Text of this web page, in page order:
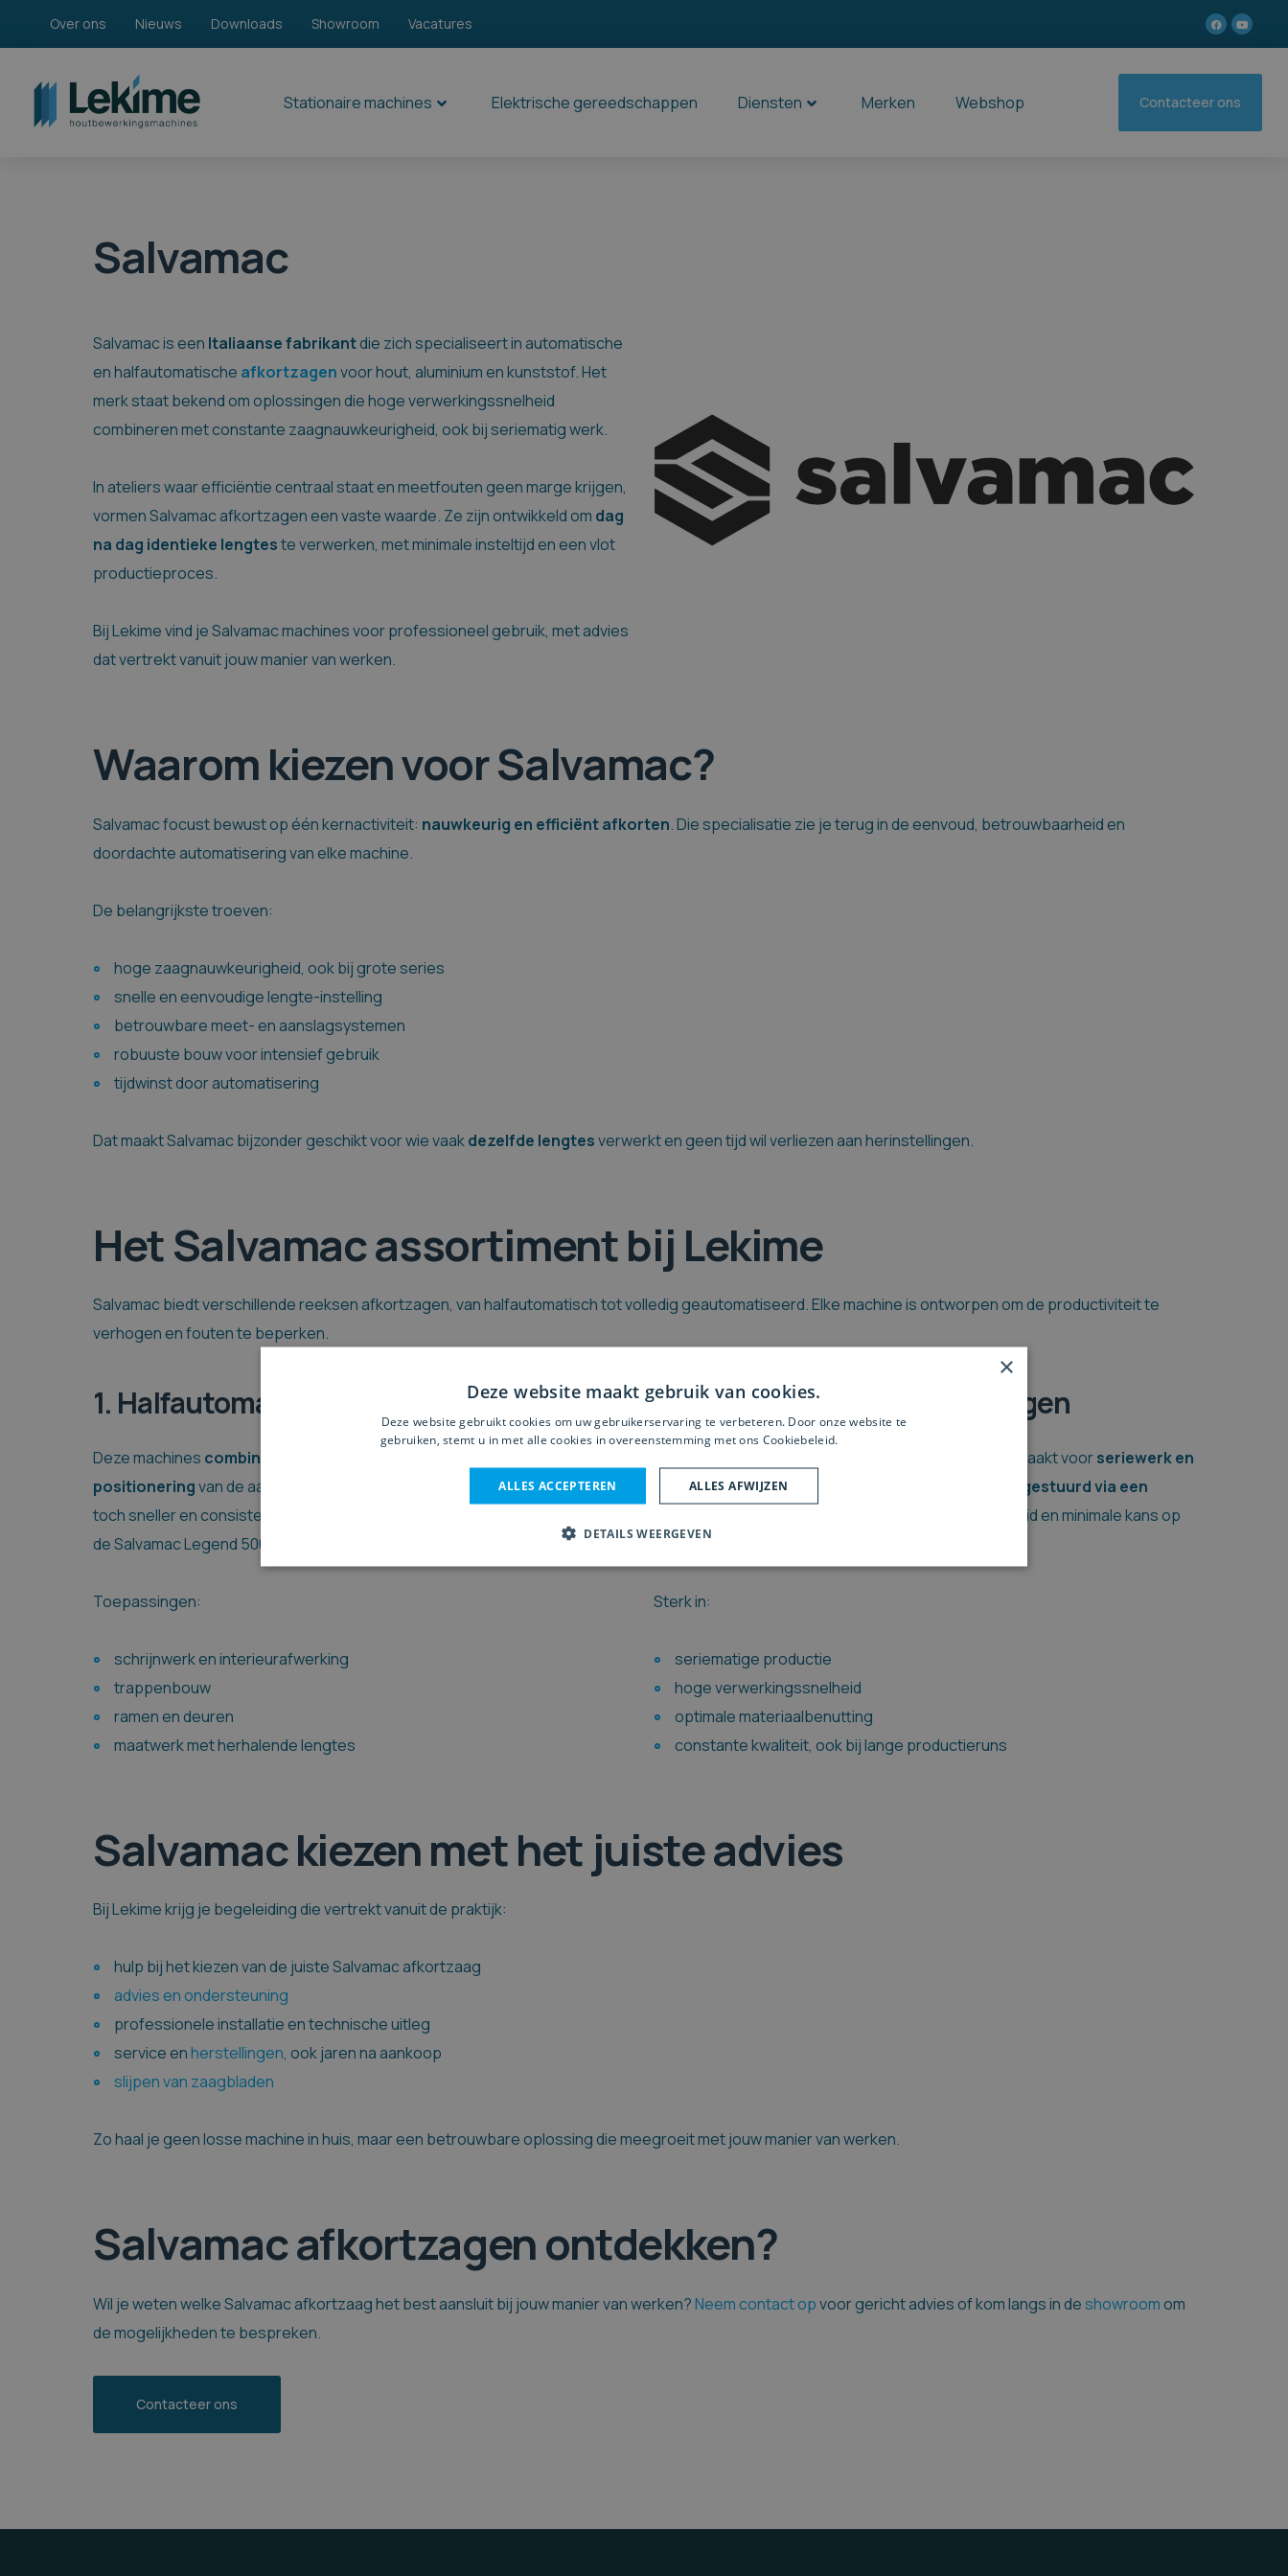
Over ons Nieuws Downloads Showroom Vacatures
Stationaire machines Elektrische gereedschappen Diensten Merken Webshop Contacteer ons
Salvamac
Salvamac is een Italiaansefabrikantdie zich specialiseert in automatische
en halfautomatische afkortzagenvoor hout, aluminium en kunststof. Het
merk staat bekend om oplossingen die hoge verwerkingssnelheid
combineren met constante zaagnauwkeurigheid, ook bij seriematig werk.
In ateliers waar efficiëntie centraal staat en meetfouten geen marge krijgen,
vormen Salvamac afkortzagen een vaste waarde. Ze zijn ontwikkeld om dag
na dag identieke lengteste verwerken, met minimale insteltijd en een vlot
productieproces.
Bij Lekime vind je Salvamac machines voor professioneel gebruik, met advies
dat vertrekt vanuit jouw manier van werken.
Waarom kiezen voor Salvamac?
Salvamac focust bewust op één kernactiviteit: nauwkeurig en efficiënt afkorten. Die specialisatie zie je terug in de eenvoud, betrouwbaarheid en
doordachte automatisering van elke machine.
De belangrijkste troeven:
hoge zaagnauwkeurigheid, ook bij grote series
snelle en eenvoudige lengte-instelling
betrouwbare meet- en aanslagsystemen
robuuste bouw voor intensief gebruik
tijdwinst door automatisering
Dat maakt Salvamac bijzonder geschikt voor wie vaakdezelfde lengtesverwerkt en geen tijd wil verliezen aan herinstellingen.
Het Salvamac assortiment bij Lekime
Salvamac biedt verschillende reeksen afkortzagen, van halfautomatisch tot volledig geautomatiseerd. Elke machine is ontworpen om de productiviteit te
verhogen en fouten te beperken.
1. Halfautomatische afkortzagen
Deze machines combineren
positioneringvan de aanslag. Ideaal voor ateliers die flexibiliteit willen, maar
toch sneller en consistenter willen werken. Een typisch voorbeeld hiervan is
de Salvamac Legend 500.
Toepassingen:
schrijnwerk en interieurafwerking
trappenbouw
ramen en deuren
maatwerk met herhalende lengtes
2. Volautomatische afkortzagen
De volautomatische SALVAMAC afkortzagen zijn gemaakt voorseriewerken
hogerevolumes. Lengtes worden automatisch aangestuurdvia een
, wat zorgt voor maximale herhaalbaarheid en minimale kans op
fouten.
Sterk in:
seriematige productie
hoge verwerkingssnelheid
optimale materiaalbenutting
constante kwaliteit, ook bij lange productieruns
Salvamac kiezen met het juiste advies
Bij Lekime krijg je begeleiding die vertrekt vanuit de praktijk:
hulp bij het kiezen van de juiste Salvamac afkortzaag
advies en ondersteuning
professionele installatie en technische uitleg
service enherstellingen, ook jaren na aankoop
slijpen van zaagbladen
Zo haal je geen losse machine in huis, maar een betrouwbare oplossing die meegroeit met jouw manier van werken.
Salvamac afkortzagen ontdekken?
Wil je weten welke Salvamac afkortzaag het best aansluit bij jouw manier van werken?Neem contact opvoor gericht advies of kom langs in deshowroomom
de mogelijkheden te bespreken.
Contacteer ons
×
Deze website maakt gebruik van cookies.
Deze website gebruikt cookies om uw gebruikerservaring te verbeteren. Door onze website te
gebruiken, stemt u in met alle cookies in overeenstemming met ons Cookiebeleid.
ALLES ACCEPTEREN ALLES AFWIJZEN
DETAILS WEERGEVEN